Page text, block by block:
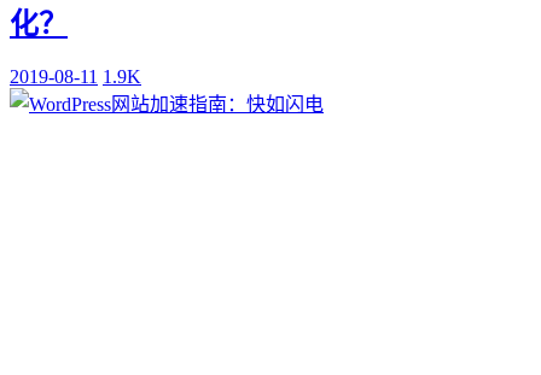
化？
2019-08-11 1.9K